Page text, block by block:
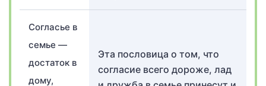
Согласье в
семье —
достаток в
дому,
Эта пословица о том, что
согласие всего дороже, лад